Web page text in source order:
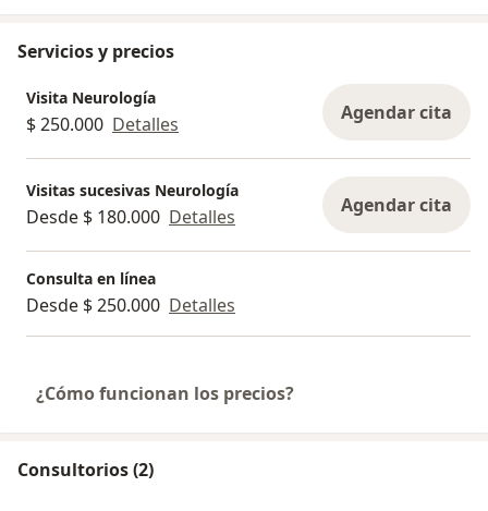
Servicios y precios
Visita Neurología
$ 250.000 Detalles Agendar cita
Visitas sucesivas Neurología
Desde $ 180.000 Detalles Agendar cita
Consulta en línea
Desde $ 250.000 Detalles
¿Cómo funcionan los precios?
Consultorios (2)